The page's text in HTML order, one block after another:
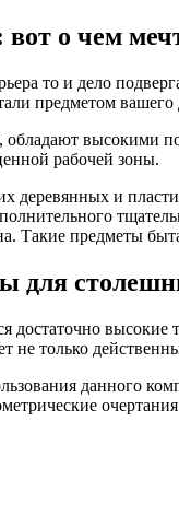
о чем
то и дело
предметом вашего
обладают высокими
рабочей зоны.
деревянных и
Такие предметы
для
высокие
не только
данного